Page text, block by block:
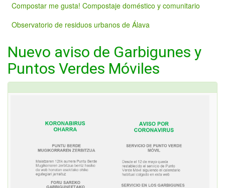
Compostar me gusta! Compostaje doméstico y comunitario
Observatorio de residuos urbanos de Álava
Nuevo aviso de Garbigunes y
Puntos Verdes Móviles